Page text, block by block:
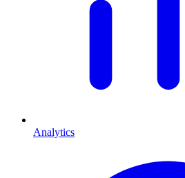
Analytics